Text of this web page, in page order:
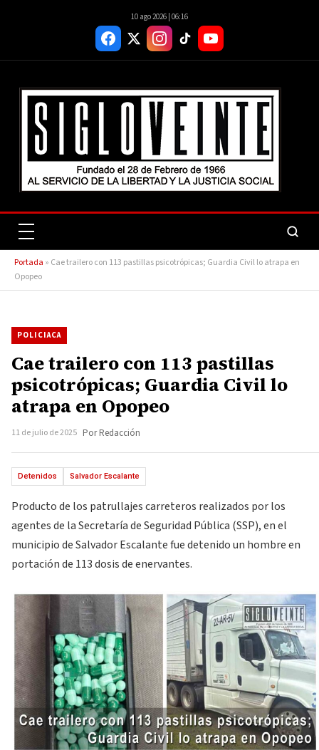
10 ago 2026 | 06:16
Portada » Cae trailero con 113 pastillas psicotrópicas; Guardia Civil lo atrapa en
Opopeo
POLICIACA
Cae trailero con 113 pastillas
psicotrópicas; Guardia Civil lo
atrapa en Opopeo
11 de julio de 2025 Por Redacción
Detenidos Salvador Escalante
Producto de los patrullajes carreteros realizados por los
agentes de la Secretaría de Seguridad Pública (SSP), en el
municipio de Salvador Escalante fue detenido un hombre en
portación de 113 dosis de enervantes.